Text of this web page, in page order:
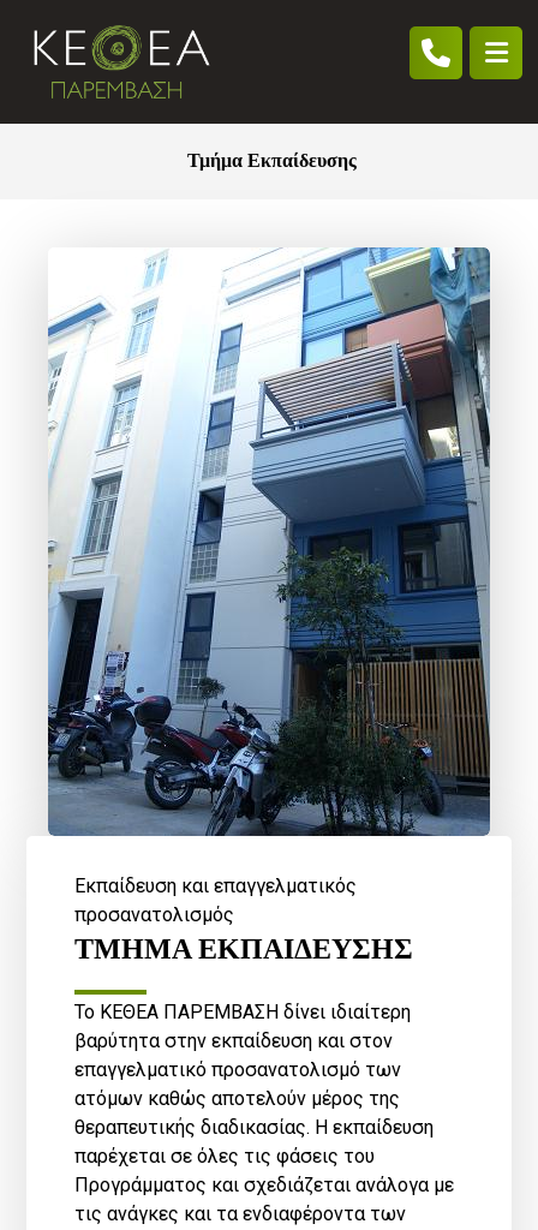
Τμήμα Εκπαίδευσης
Εκπαίδευση και επαγγελματικός
προσανατολισμός
ΤΜΗΜΑ ΕΚΠΑΙΔΕΥΣΗΣ
Το ΚΕΘΕΑ ΠΑΡΕΜΒΑΣΗ δίνει ιδιαίτερη
βαρύτητα στην εκπαίδευση και στον
επαγγελματικό προσανατολισμό των
ατόμων καθώς αποτελούν μέρος της
θεραπευτικής διαδικασίας. Η εκπαίδευση
παρέχεται σε όλες τις φάσεις του
Προγράμματος και σχεδιάζεται ανάλογα με
τις ανάγκες και τα ενδιαφέροντα των